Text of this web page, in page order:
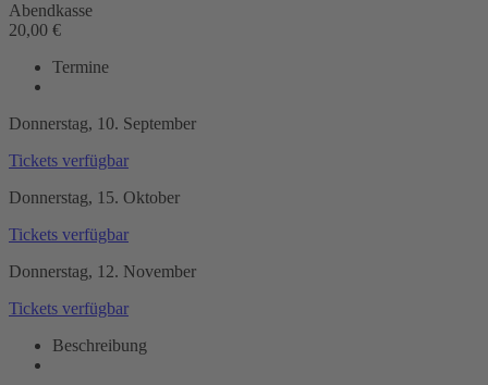
Abendkasse
20,00 €
Termine
Donnerstag, 10. September
Tickets verfügbar
Donnerstag, 15. Oktober
Tickets verfügbar
Donnerstag, 12. November
Tickets verfügbar
Beschreibung